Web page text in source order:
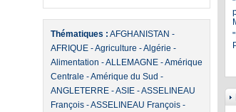
Thématiques : AFGHANISTAN -
AFRIQUE-Agriculture -Algérie -
Alimentation -ALLEMAGNE-Amérique
Centrale -Amérique du Sud -
ANGLETERRE-ASIE-ASSELINEAU
François-ASSELINEAU François-